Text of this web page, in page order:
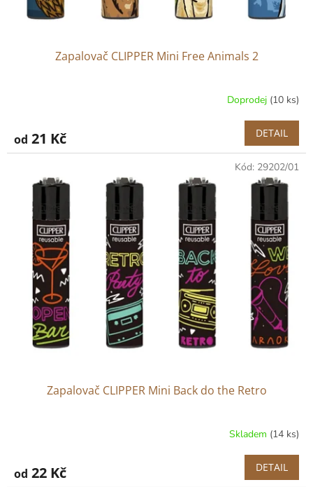
Zapalovač CLIPPER Mini Free Animals 2
Doprodej (10 ks)
od 21 Kč DETAIL
Zapalovač CLIPPER Mini Back do the Retro
Skladem (14 ks)
od 22 Kč DETAIL
Kód: 29202/01